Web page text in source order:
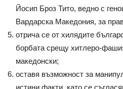
Йосип Броз Тито, ведно с
Вардарска Македония, за
отрича се от хилядите
борбата срещу хитлеро-
македонски;
оставя възможност за
истини факти, като се